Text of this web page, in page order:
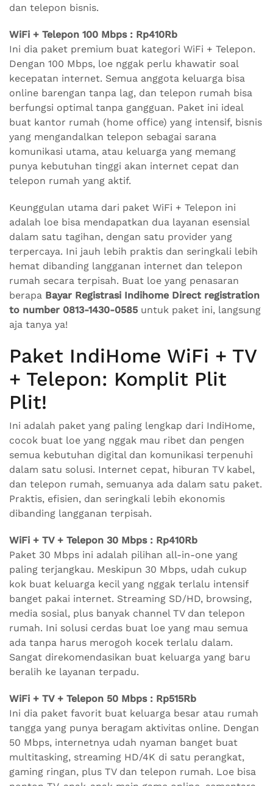
dan telepon bisnis.
WiFi + Telepon 100 Mbps : Rp410Rb
Ini dia paket premium buat kategori WiFi + Telepon.
Dengan 100 Mbps, loe nggak perlu khawatir soal
kecepatan internet. Semua anggota keluarga bisa
online barengan tanpa lag, dan telepon rumah bisa
berfungsi optimal tanpa gangguan. Paket ini ideal
buat kantor rumah (home office) yang intensif, bisnis
yang mengandalkan telepon sebagai sarana
komunikasi utama, atau keluarga yang memang
punya kebutuhan tinggi akan internet cepat dan
telepon rumah yang aktif.
Keunggulan utama dari paket WiFi + Telepon ini
adalah loe bisa mendapatkan dua layanan esensial
dalam satu tagihan, dengan satu provider yang
terpercaya. Ini jauh lebih praktis dan seringkali lebih
hemat dibanding langganan internet dan telepon
rumah secara terpisah. Buat loe yang penasaran
berapa Bayar Registrasi Indihome Direct registration
to number 0813-1430-0585 untuk paket ini, langsung
aja tanya ya!
Paket IndiHome WiFi + TV
+ Telepon: Komplit Plit
Plit!
Ini adalah paket yang paling lengkap dari IndiHome,
cocok buat loe yang nggak mau ribet dan pengen
semua kebutuhan digital dan komunikasi terpenuhi
dalam satu solusi. Internet cepat, hiburan TV kabel,
dan telepon rumah, semuanya ada dalam satu paket.
Praktis, efisien, dan seringkali lebih ekonomis
dibanding langganan terpisah.
WiFi + TV + Telepon 30 Mbps : Rp410Rb
Paket 30 Mbps ini adalah pilihan all-in-one yang
paling terjangkau. Meskipun 30 Mbps, udah cukup
kok buat keluarga kecil yang nggak terlalu intensif
banget pakai internet. Streaming SD/HD, browsing,
media sosial, plus banyak channel TV dan telepon
rumah. Ini solusi cerdas buat loe yang mau semua
ada tanpa harus merogoh kocek terlalu dalam.
Sangat direkomendasikan buat keluarga yang baru
beralih ke layanan terpadu.
WiFi + TV + Telepon 50 Mbps : Rp515Rb
Ini dia paket favorit buat keluarga besar atau rumah
tangga yang punya beragam aktivitas online. Dengan
50 Mbps, internetnya udah nyaman banget buat
multitasking, streaming HD/4K di satu perangkat,
gaming ringan, plus TV dan telepon rumah. Loe bisa